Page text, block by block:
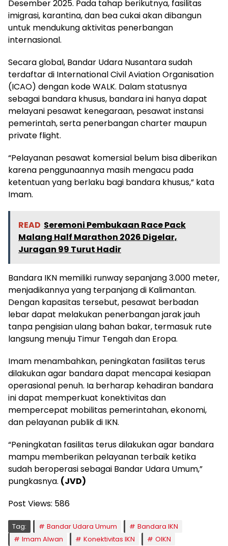
Desember 2025. Pada tahap berikutnya, fasilitas
imigrasi, karantina, dan bea cukai akan dibangun
untuk mendukung aktivitas penerbangan
internasional.
Secara global, Bandar Udara Nusantara sudah
terdaftar di International Civil Aviation Organisation
(ICAO) dengan kode WALK. Dalam statusnya
sebagai bandara khusus, bandara ini hanya dapat
melayani pesawat kenegaraan, pesawat instansi
pemerintah, serta penerbangan charter maupun
private flight.
“Pelayanan pesawat komersial belum bisa diberikan
karena penggunaannya masih mengacu pada
ketentuan yang berlaku bagi bandara khusus,” kata
Imam.
READ Seremoni Pembukaan Race Pack
Malang Half Marathon 2026 Digelar,
Juragan 99 Turut Hadir
Bandara IKN memiliki runway sepanjang 3.000 meter,
menjadikannya yang terpanjang di Kalimantan.
Dengan kapasitas tersebut, pesawat berbadan
lebar dapat melakukan penerbangan jarak jauh
tanpa pengisian ulang bahan bakar, termasuk rute
langsung menuju Timur Tengah dan Eropa.
Imam menambahkan, peningkatan fasilitas terus
dilakukan agar bandara dapat mencapai kesiapan
operasional penuh. Ia berharap kehadiran bandara
ini dapat memperkuat konektivitas dan
mempercepat mobilitas pemerintahan, ekonomi,
dan pelayanan publik di IKN.
“Peningkatan fasilitas terus dilakukan agar bandara
mampu memberikan pelayanan terbaik ketika
sudah beroperasi sebagai Bandar Udara Umum,”
pungkasnya. (JVD)
Post Views: 586
Tag: Bandar Udara Umum
Bandara IKN
Imam Alwan
Konektivitas IKN
OIKN